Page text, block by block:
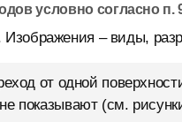
условно согласно п.
– виды,
от одной
показывают (см.